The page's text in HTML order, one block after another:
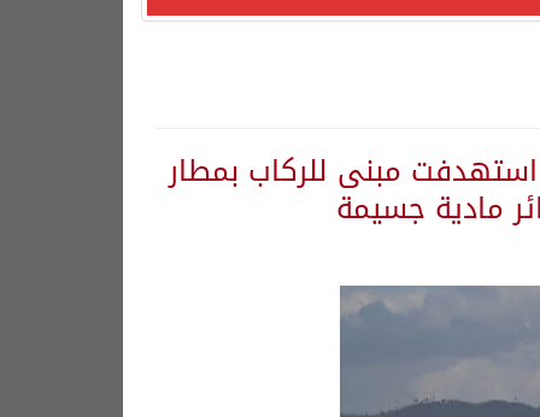
التركية وجمهورية باكستان الإسلامية.
استهدفت مبنى للركاب بمطار
مادية جسيمة